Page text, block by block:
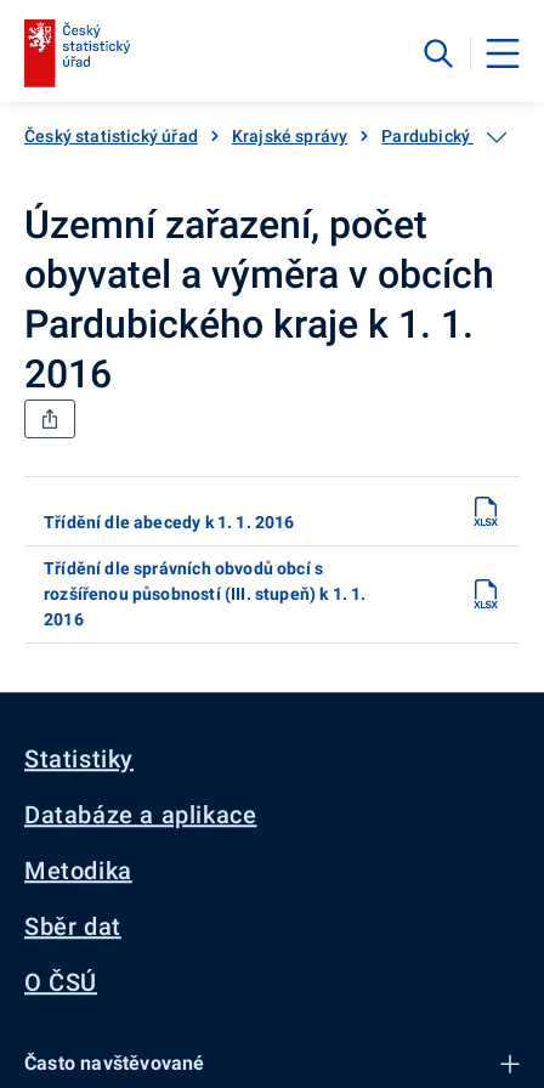
Český statistický úřad Krajské správy Pardubický kraj
Územní zařazení, počet
obyvatel a výměra v obcích
Pardubického kraje k 1. 1.
2016
Třídění dle abecedy k 1. 1. 2016
Třídění dle správních obvodů obcí s
rozšířenou působností (III. stupeň) k 1. 1.
2016
Statistiky
Databáze a aplikace
Metodika
Sběr dat
O ČSÚ
Často navštěvované